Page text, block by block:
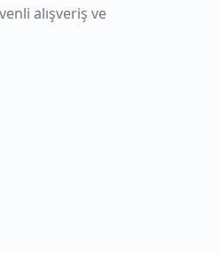
alışveriş ve